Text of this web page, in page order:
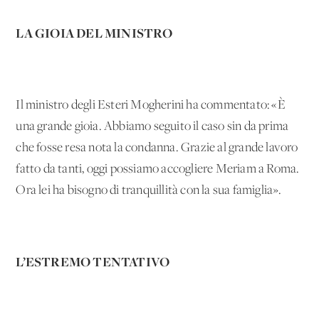
LA GIOIA DEL MINISTRO
Il ministro degli Esteri Mogherini ha commentato: «È
una grande gioia. Abbiamo seguito il caso sin da prima
che fosse resa nota la condanna. Grazie al grande lavoro
fatto da tanti, oggi possiamo accogliere Meriam a Roma.
Ora lei ha bisogno di tranquillità con la sua famiglia».
L’ESTREMO TENTATIVO